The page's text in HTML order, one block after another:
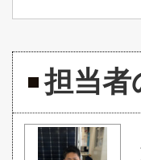
担当者